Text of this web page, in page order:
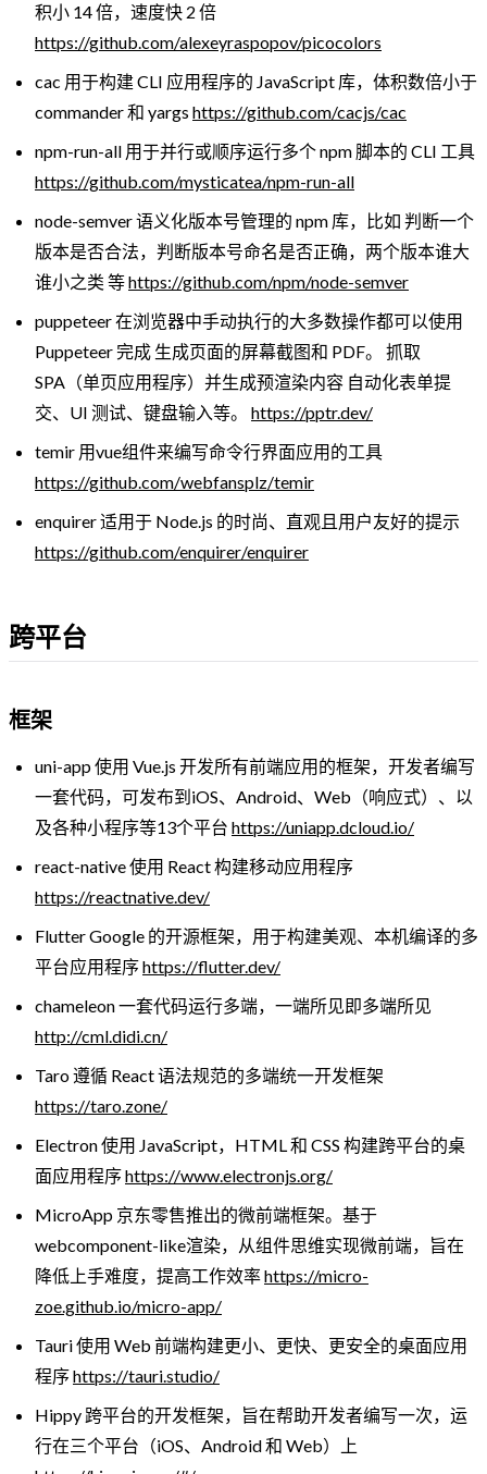
积小 14 倍，速度快 2 倍
https://github.com/alexeyraspopov/picocolors
cac 用于构建 CLI 应用程序的 JavaScript 库，体积数倍小于
commander 和 yargs https://github.com/cacjs/cac
npm-run-all 用于并行或顺序运行多个 npm 脚本的 CLI 工具
https://github.com/mysticatea/npm-run-all
node-semver 语义化版本号管理的 npm 库，比如 判断一个
版本是否合法，判断版本号命名是否正确，两个版本谁大
谁小之类 等https://github.com/npm/node-semver
puppeteer 在浏览器中手动执行的大多数操作都可以使用
Puppeteer 完成 生成页面的屏幕截图和 PDF。 抓取
SPA（单页应用程序）并生成预渲染内容 自动化表单提
交、UI 测试、键盘输入等。 https://pptr.dev/
temir 用vue组件来编写命令行界面应用的工具
https://github.com/webfansplz/temir
enquirer 适用于 Node.js 的时尚、直观且用户友好的提示
https://github.com/enquirer/enquirer
跨平台
框架
uni-app 使用 Vue.js 开发所有前端应用的框架，开发者编写
一套代码，可发布到iOS、Android、Web（响应式）、以
及各种小程序等13个平台 https://uniapp.dcloud.io/
react-native 使用 React 构建移动应用程序
https://reactnative.dev/
Flutter Google 的开源框架，用于构建美观、本机编译的多
平台应用程序https://flutter.dev/
chameleon 一套代码运行多端，一端所见即多端所见
http://cml.didi.cn/
Taro 遵循 React 语法规范的多端统一开发框架
https://taro.zone/
Electron 使用 JavaScript，HTML 和 CSS 构建跨平台的桌
面应用程序https://www.electronjs.org/
MicroApp 京东零售推出的微前端框架。基于
webcomponent-like渲染，从组件思维实现微前端，旨在
降低上手难度，提高工作效率https://micro-
zoe.github.io/micro-app/
Tauri 使用 Web 前端构建更小、更快、更安全的桌面应用
程序https://tauri.studio/
Hippy 跨平台的开发框架，旨在帮助开发者编写一次，运
行在三个平台（iOS、Android 和 Web）上